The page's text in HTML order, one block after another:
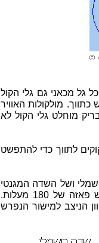
גל מכאני גם גלי הקול
מולקולות האוויר
מוחלט גלי הקול לא
לתווך כדי להתפשט
ושל השדה המגנטי
הניצב לו. שני השדות הללו מתחלפים בעוצמתם בהפרש פאזה של 180 מעלות.
הניצב למישור הנפרש